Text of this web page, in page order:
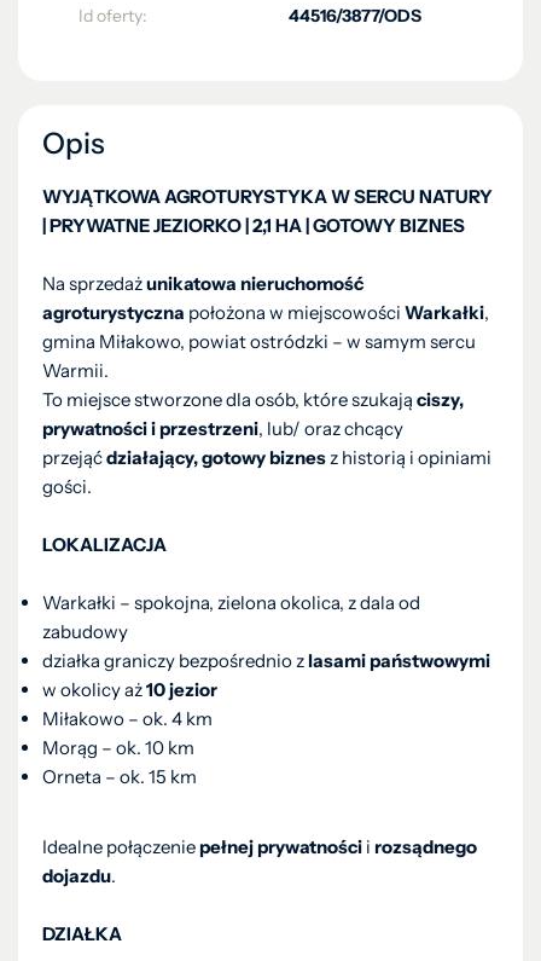
Id oferty: 44516/3877/ODS
Opis
WYJĄTKOWA AGROTURYSTYKA W SERCU NATURY
| PRYWATNE JEZIORKO | 2,1 HA | GOTOWY BIZNES
Na sprzedażunikatowa nieruchomość
agroturystyczna położona w miejscowości Warkałki,
gmina Miłakowo, powiat ostródzki – w samym sercu
Warmii.
To miejsce stworzone dla osób, które szukają ciszy,
prywatności i przestrzeni, lub/ oraz chcący
przejąćdziałający, gotowy biznesz historią i opiniami
gości.
LOKALIZACJA
Warkałki – spokojna, zielona okolica, z dala od
zabudowy
działka graniczy bezpośrednio zlasami państwowymi
w okolicy aż10 jezior
Miłakowo – ok. 4 km
Morąg – ok. 10 km
Orneta – ok. 15 km
Idealne połączeniepełnej prywatności i rozsądnego
dojazdu.
DZIAŁKA